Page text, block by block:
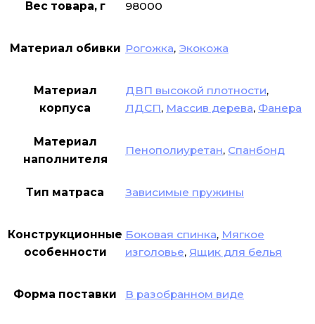
Вес товара, г 98000
Материал обивки Рогожка, Экокожа
Материал
корпуса
ДВП высокой плотности,
ЛДСП, Массив дерева, Фанера
Материал
наполнителя
Пенополиуретан, Спанбонд
Тип матраса Зависимые пружины
Конструкционные
особенности
Боковая спинка, Мягкое
изголовье, Ящик для белья
Форма поставки В разобранном виде